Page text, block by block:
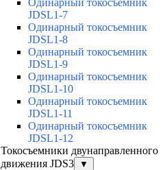
JDSL1-7
Одинарный токосъемник
JDSL1-8
Одинарный токосъемник
JDSL1-9
Одинарный токосъемник
JDSL1-10
Одинарный токосъемник
JDSL1-11
Одинарный токосъемник
JDSL1-12
Токосъемники двунаправленного
движения JDS3
▼